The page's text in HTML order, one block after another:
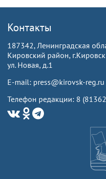
Контакты
187342, Ленинградская
Кировский район, г.Кировск
ул. Новая, д.1
E-mail: press@kirovsk-reg.ru
Телефон редакции: 8